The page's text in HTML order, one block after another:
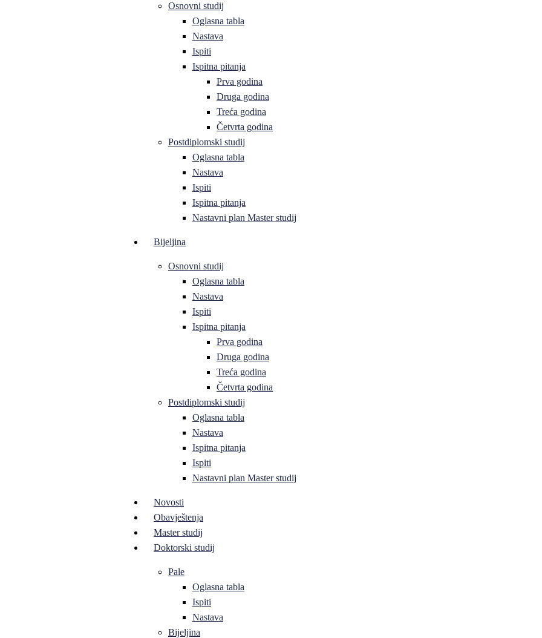
Osnovni studij
Oglasna tabla
Nastava
Ispiti
Ispitna pitanja
Prva godina
Druga godina
Treća godina
Četvrta godina
Postdiplomski studij
Oglasna tabla
Nastava
Ispiti
Ispitna pitanja
Nastavni plan Master studij
Bijeljina
Osnovni studij
Oglasna tabla
Nastava
Ispiti
Ispitna pitanja
Prva godina
Druga godina
Treća godina
Četvrta godina
Postdiplomski studij
Oglasna tabla
Nastava
Ispitna pitanja
Ispiti
Nastavni plan Master studij
Novosti
Obavještenja
Master studij
Doktorski studij
Pale
Oglasna tabla
Ispiti
Nastava
Bijeljina